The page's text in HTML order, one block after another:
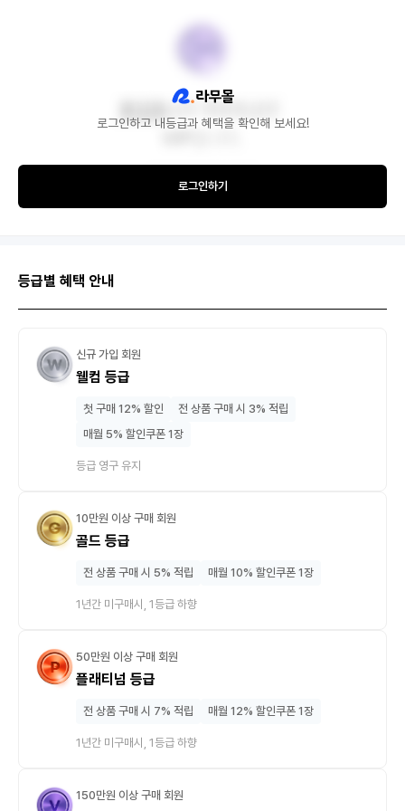
로그인하고 내등급과 혜택을 확인해 보세요!
로그인하기
등급별 혜택 안내
신규 가입 회원
웰컴 등급
첫 구매 12% 할인
전 상품 구매 시 3% 적립
매월 5% 할인쿠폰 1장
등급 영구 유지
10만원 이상 구매 회원
골드 등급
전 상품 구매 시 5% 적립 매월 10% 할인쿠폰 1장
1년간 미구매시, 1등급 하향
50만원 이상 구매 회원
플래티넘 등급
전 상품 구매 시 7% 적립 매월 12% 할인쿠폰 1장
1년간 미구매시, 1등급 하향
150만원 이상 구매 회원